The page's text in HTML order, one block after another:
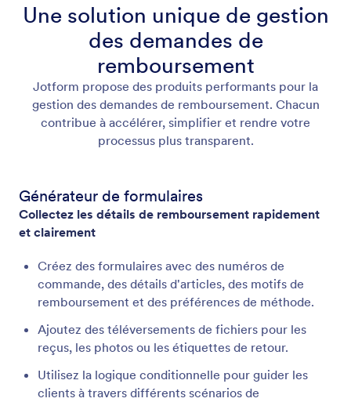
Une solution unique de gestion
des demandes de
remboursement
Jotform propose des produits performants pour la
gestion des demandes de remboursement. Chacun
contribue à accélérer, simplifier et rendre votre
processus plus transparent.
Générateur de formulaires
Collectez les détails de remboursement rapidement
et clairement
Créez des formulaires avec des numéros de
commande, des détails d'articles, des motifs de
remboursement et des préférences de méthode.
Ajoutez des téléversements de fichiers pour les
reçus, les photos ou les étiquettes de retour.
Utilisez la logique conditionnelle pour guider les
clients à travers différents scénarios de